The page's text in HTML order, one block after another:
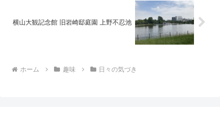
横山大観記念館 旧岩崎邸庭園 上野不忍池
ホーム 趣味 日々の気づき